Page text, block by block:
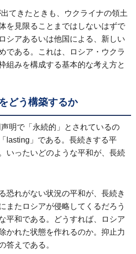
てきたときも、ウクライナの領土
を見限ることまではしないはずで
シアあるいは他国による、新しい
である。これは、ロシア・ウクラ
組みを構成する基本的な考え方と
どう構築するか
明で「永続的」とされているの
lasting」である。長続きする平
いったいどのような平和が、長続
恐れがない状況の平和が、長続き
またロシアが侵略してくるだろう
平和である。どうすれば、ロシア
かれた状態を作れるのか。抑止力
答えである。